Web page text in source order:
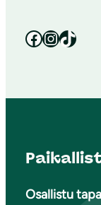
Facebook InstagramTikTok
Osallistu